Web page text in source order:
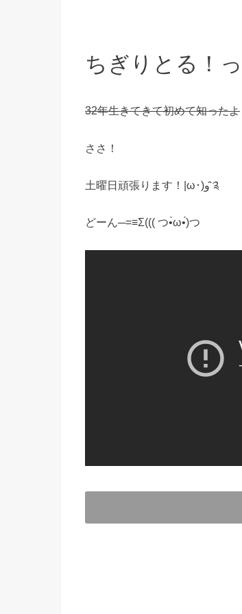
ちぎりとる！
32年生きてきて初めて知ったよ
ささ！
土曜日頑張ります！|ω･)و ̑̑༉
どーん─=≡Σ((( つ•̀ω•́)つ